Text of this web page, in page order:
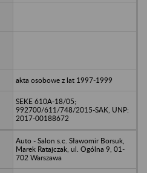
akta osobowe z lat 1997-1999
SEKE 610A-18/05;
992700/611/748/2015-SAK, UNP:
2017-00188672
Auto - Salon s.c. Sławomir Borsuk,
Marek Ratajczak, ul. Ogólna 9, 01-
702 Warszawa